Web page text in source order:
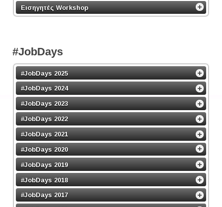
Εισηγητές Workshop
#JobDays
#JobDays 2025
#JobDays 2024
#JobDays 2023
#JobDays 2022
#JobDays 2021
#JobDays 2020
#JobDays 2019
#JobDays 2018
#JobDays 2017